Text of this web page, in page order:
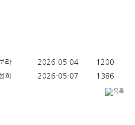
라 2026-05-04
1200
희 2026-05-07 1386